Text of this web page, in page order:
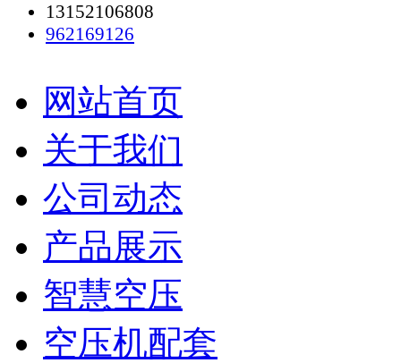
13152106808
962169126
网站首页
关于我们
公司动态
产品展示
智慧空压
空压机配套